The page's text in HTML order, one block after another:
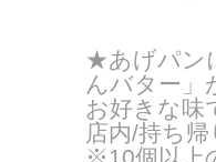
★あげパン
んバター」
お好きな味
店内/持ち